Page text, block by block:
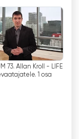
est sa
mesure
qui
et
la
différents
73. Allan Kroll - LIFE
1 osa